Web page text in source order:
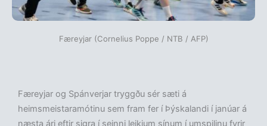
Færeyjar (Cornelius Poppe / NTB / AFP)
Færeyjar og Spánverjar tryggðu sér sæti á
heimsmeistaramótinu sem fram fer í Þýskalandi í janúar á
næsta ári eftir sigra í seinni leikjum sínum í umspilinu fyrir